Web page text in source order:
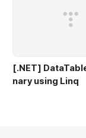
[.NET]
nary using Linq